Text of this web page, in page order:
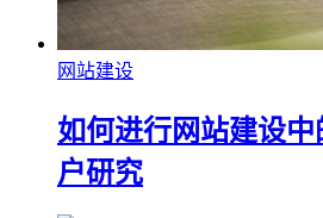
网站建设
如何进行网站建设中
户研究